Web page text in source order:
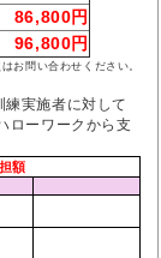
86,800円
96,800円
お問い合わせください。
実施者に対して
ローワークから支
額